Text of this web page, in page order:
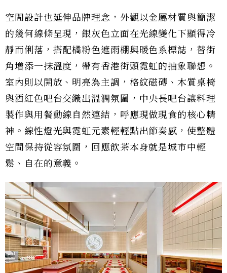
空間設計也延伸品牌理念，外觀以金屬材質與簡潔
的幾何線條呈現，銀灰色立面在光線變化下顯得冷
靜而俐落，搭配橘粉色遮雨棚與暖色系標誌，替街
角增添一抹溫度，帶有香港街頭霓虹的抽象聯想。
室內則以開放、明亮為主調，格紋磁磚、木質桌椅
與酒紅色吧台交織出溫潤氛圍，中央長吧台讓料理
製作與用餐動線自然連結，呼應現做現食的核心精
神。線性燈光與霓虹元素輕輕點出節奏感，使整體
空間保持從容氛圍，回應飲茶本身就是城市中輕
鬆、自在的意義。